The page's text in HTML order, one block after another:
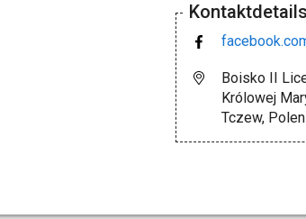
Kontaktdetails
Boisko II
Królowej
Tczew, Polen